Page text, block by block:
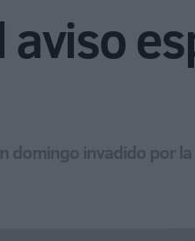
aviso
domingo invadido por